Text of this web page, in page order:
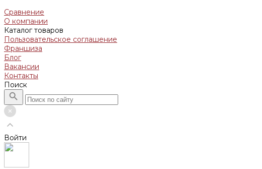
Сравнение
О компании
Каталог товаров
Пользовательское соглашение
Франшиза
Блог
Вакансии
Контакты
Поиск
Войти